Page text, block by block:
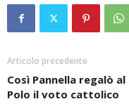
Articolo precedente
Così Pannella regalò al
Polo il voto cattolico